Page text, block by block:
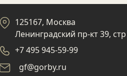
125167, Москва
Ленинградский пр-кт 39,
+7 495 945-59-99
gf@gorby.ru